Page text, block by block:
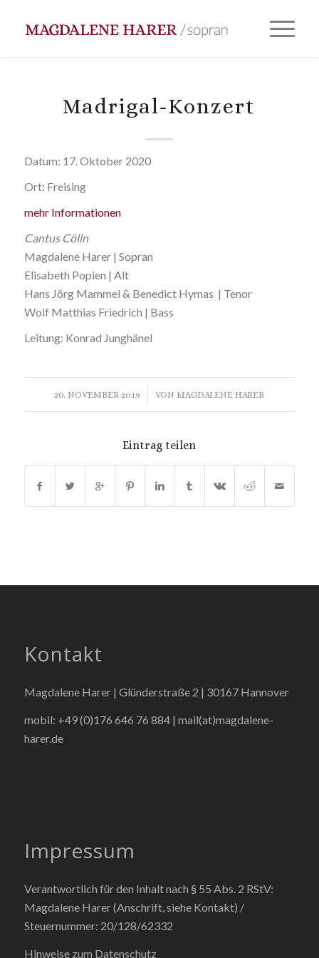
Madrigal-Konzert
Datum: 17. Oktober 2020
Ort: Freising
mehr Informationen
Cantus Cölln
Magdalene Harer | Sopran
Elisabeth Popien | Alt
Hans Jörg Mammel & Benedict Hymas | Tenor
Wolf Matthias Friedrich | Bass
Leitung: Konrad Junghänel
20. NOVEMBER 2019
/ VON MAGDALENE HARER
Eintrag teilen
Kontakt
Magdalene Harer | Glünderstraße 2 | 30167 Hannover
mobil: +49 (0)176 646 76 884 | mail(at)magdalene-
harer.de
Impressum
Verantwortlich für den Inhalt nach § 55 Abs. 2 RStV:
Magdalene Harer (Anschrift, siehe Kontakt) /
Steuernummer: 20/128/62332
Hinweise zum Datenschutz